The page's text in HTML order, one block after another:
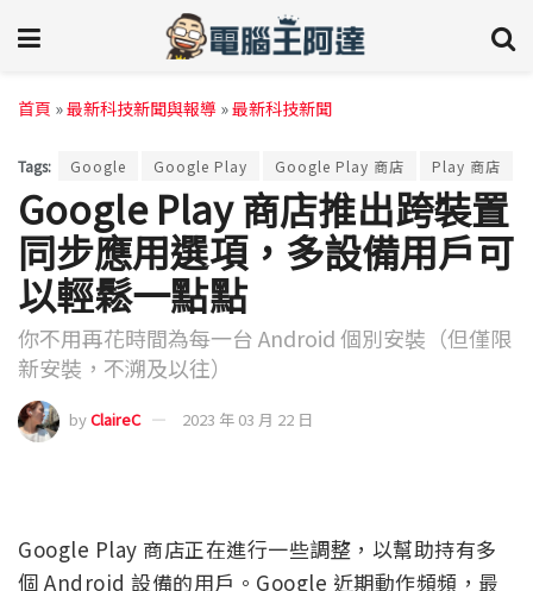
首頁 »最新科技新聞與報導 »最新科技新聞
Tags: Google Google Play Google Play 商店 Play 商店
Google Play 商店推出跨裝置
同步應用選項，多設備用戶可
以輕鬆一點點
你不用再花時間為每一台 Android 個別安裝（但僅限
新安裝，不溯及以往）
byClaireC 2023 年 03 月 22 日
Google Play 商店正在進行一些調整，以幫助持有多
個 Android 設備的用戶。Google 近期動作頻頻，最